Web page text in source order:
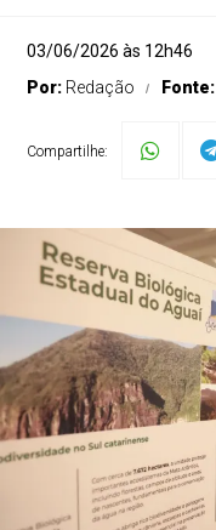
03/06/2026 às 12h46
Por: Redação Fonte:
Compartilhe: